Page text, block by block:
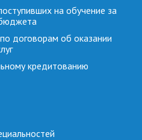
на обучение за
договорам об оказании
кредитованию